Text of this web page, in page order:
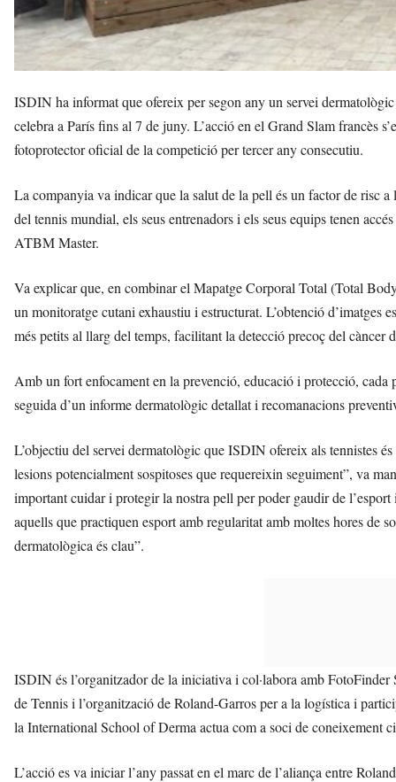
ISDIN ha informat que ofereix per segon any un servei
celebra a París fins al 7 de juny. L’acció en el Grand Slam francès
fotoprotector oficial de la competició per tercer any consecutiu.
La companyia va indicar que la salut de la pell és un factor de risc
del tennis mundial, els seus entrenadors i els seus equips tenen
ATBM Master.
Va explicar que, en combinar el Mapatge Corporal Total (Total
un monitoratge cutani exhaustiu i estructurat. L’obtenció d’imatges
més petits al llarg del temps, facilitant la detecció precoç del càncer
Amb un fort enfocament en la prevenció, educació i protecció,
seguida d’un informe dermatològic detallat i recomanacions
L’objectiu del servei dermatològic que ISDIN ofereix als tennistes
lesions potencialment sospitoses que requereixin seguiment”, va
important cuidar i protegir la nostra pell per poder gaudir de
aquells que practiquen esport amb regularitat amb moltes hores de
dermatològica és clau”.
ISDIN és l’organitzador de la iniciativa i col·labora amb
de Tennis i l’organització de Roland-Garros per a la logística i
la International School of Derma actua com a soci de coneixement
L’acció es va iniciar l’any passat en el marc de l’aliança entre